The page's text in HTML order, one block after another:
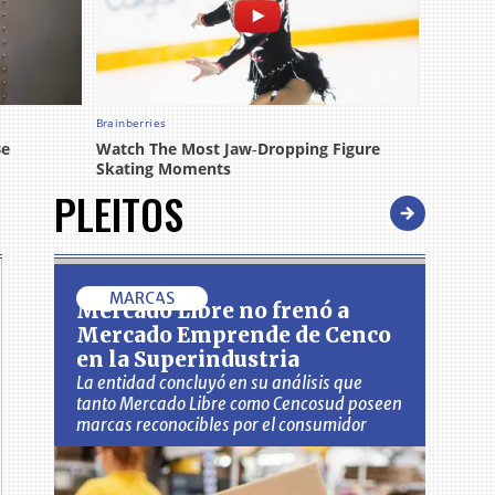
PLEITOS
MARCAS
Mercado Libre no frenó a
Mercado Emprende de Cenco
en la Superindustria
La entidad concluyó en su análisis que
tanto Mercado Libre como Cencosud poseen
marcas reconocibles por el consumidor